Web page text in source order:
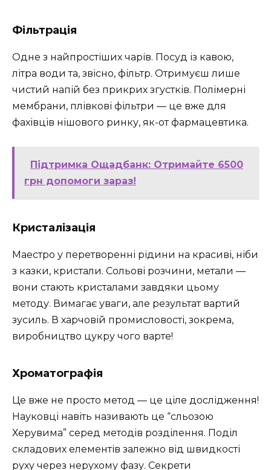
Фільтрація
Одне з найпростіших чарів. Посуд із кавою,
літра води та, звісно, фільтр. Отримуєш лише
чистий напій без прикрих згустків. Полімерні
мембрани, плівкові фільтри — це вже для
фахівців нішового ринку, як-от фармацевтика.
Підтримка Ощадбанк: Отримайте 6500
грн допомоги зараз!
Кристалізація
Маестро у перетворенні рідини на красиві, ніби
з казки, кристали. Сольові розчини, метали —
вони стають кристалами завдяки цьому
методу. Вимагає уваги, але результат вартий
зусиль. В харчовій промисловості, зокрема,
виробництво цукру чого варте!
Хроматографія
Це вже не просто метод — це ціле дослідження!
Науковці навіть називають це “сльозою
Херувима” серед методів розділення. Поділ
складових елементів залежно від швидкості
руху через нерухому фазу. Секрети